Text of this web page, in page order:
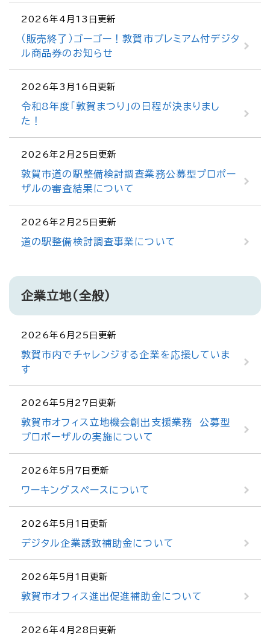
2026年4月13日更新
（販売終了）ゴーゴー！敦賀市プレミアム付デジタ
ル商品券のお知らせ
2026年3月16日更新
令和8年度「敦賀まつり」の日程が決まりまし
た！
2026年2月25日更新
敦賀市道の駅整備検討調査業務公募型プロポー
ザルの審査結果について
2026年2月25日更新
道の駅整備検討調査事業について
企業立地（全般）
2026年6月25日更新
敦賀市内でチャレンジする企業を応援していま
す
2026年5月27日更新
敦賀市オフィス立地機会創出支援業務 公募型
プロポーザルの実施について
2026年5月7日更新
ワーキングスペースについて
2026年5月1日更新
デジタル企業誘致補助金について
2026年5月1日更新
敦賀市オフィス進出促進補助金について
2026年4月28日更新